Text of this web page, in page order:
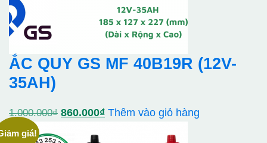
ẮC QUY GS MF 40B19R (12V-
35AH)
1.000.000₫ Giá
860.000₫Giá
Thêm vào giỏ hàng
giá!